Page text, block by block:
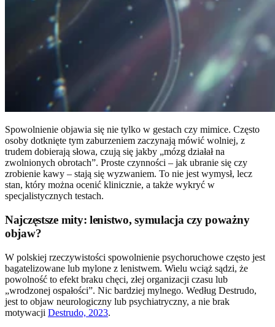
Spowolnienie objawia się nie tylko w gestach czy mimice. Często
osoby dotknięte tym zaburzeniem zaczynają mówić wolniej, z
trudem dobierają słowa, czują się jakby „mózg działał na
zwolnionych obrotach”. Proste czynności – jak ubranie się czy
zrobienie kawy – stają się wyzwaniem. To nie jest wymysł, lecz
stan, który można ocenić klinicznie, a także wykryć w
specjalistycznych testach.
Najczęstsze mity: lenistwo, symulacja czy poważny
objaw?
W polskiej rzeczywistości spowolnienie psychoruchowe często jest
bagatelizowane lub mylone z lenistwem. Wielu wciąż sądzi, że
powolność to efekt braku chęci, złej organizacji czasu lub
„wrodzonej ospałości”. Nic bardziej mylnego. Według Destrudo,
jest to objaw neurologiczny lub psychiatryczny, a nie brak
motywacji Destrudo, 2023.